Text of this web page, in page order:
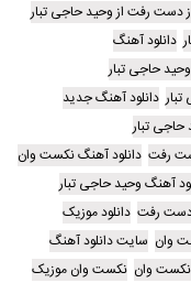
دست رفت از وحید حاجی تبار
دانلود آهنگ
حاجی تبار
دانلود آهنگ جدید
تبار
رفت دانلود آهنگ نکست وان
آهنگ وحید حاجی تبار
دست رفت دانلود موزیک
وان سایت دانلود آهنگ
نکست وان نکست وان موزیک